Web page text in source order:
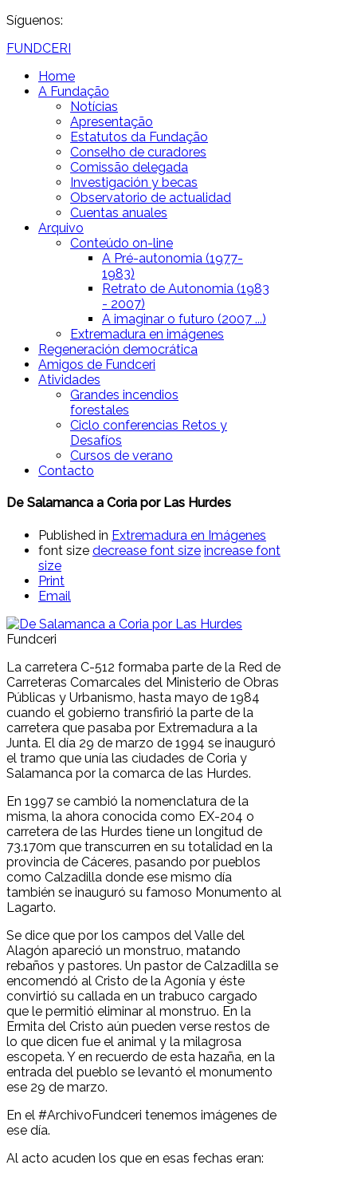
Síguenos:
FUNDCERI
Home
A Fundação
Notícias
Apresentação
Estatutos da Fundação
Conselho de curadores
Comissão delegada
Investigación y becas
Observatorio de actualidad
Cuentas anuales
Arquivo
Conteúdo on-line
A Pré-autonomia (1977-
1983)
Retrato de Autonomia (1983
- 2007)
A imaginar o futuro (2007 ...)
Extremadura en imágenes
Regeneración democrática
Amigos de Fundceri
Atividades
Grandes incendios
forestales
Ciclo conferencias Retos y
Desafíos
Cursos de verano
Contacto
De Salamanca a Coria por Las Hurdes
Published in Extremadura en Imágenes
font size decrease font size increase font
size
Print
Email
Fundceri
La carretera C-512 formaba parte de la Red de
Carreteras Comarcales del Ministerio de Obras
Públicas y Urbanismo, hasta mayo de 1984
cuando el gobierno transfirió la parte de la
carretera que pasaba por Extremadura a la
Junta. El día 29 de marzo de 1994 se inauguró
el tramo que unía las ciudades de Coria y
Salamanca por la comarca de las Hurdes.
En 1997 se cambió la nomenclatura de la
misma, la ahora conocida como EX-204 o
carretera de las Hurdes tiene un longitud de
73.170m que transcurren en su totalidad en la
provincia de Cáceres, pasando por pueblos
como Calzadilla donde ese mismo día
también se inauguró su famoso Monumento al
Lagarto.
Se dice que por los campos del Valle del
Alagón apareció un monstruo, matando
rebaños y pastores. Un pastor de Calzadilla se
encomendó al Cristo de la Agonía y éste
convirtió su callada en un trabuco cargado
que le permitió eliminar al monstruo. En la
Ermita del Cristo aún pueden verse restos de
lo que dicen fue el animal y la milagrosa
escopeta. Y en recuerdo de esta hazaña, en la
entrada del pueblo se levantó el monumento
ese 29 de marzo.
En el #ArchivoFundceri tenemos imágenes de
ese día.
Al acto acuden los que en esas fechas eran: